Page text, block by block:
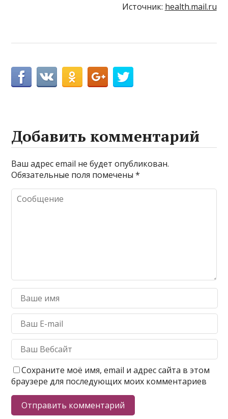
Источник: health.mail.ru
Добавить комментарий
Ваш адрес email не будет опубликован.
Обязательные поля помечены*
Сохраните моё имя, email и адрес сайта в этом
браузере для последующих моих комментариев